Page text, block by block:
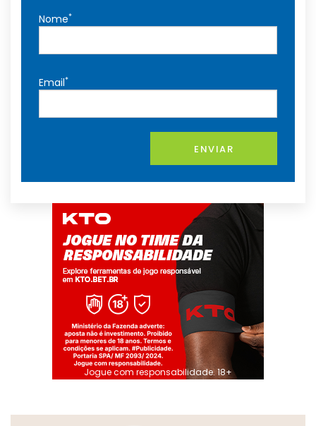
Nome*
Email*
ENVIAR
Jogue com responsabilidade. 18+